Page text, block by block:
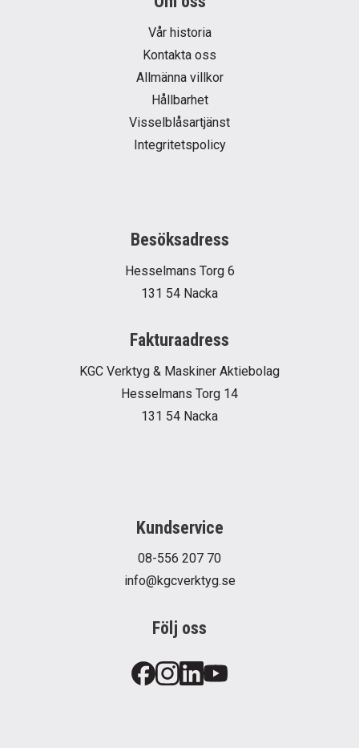
Vår historia
Kontakta oss
Allmänna villkor
Hållbarhet
Visselblåsartjänst
Integritetspolicy
Besöksadress
Hesselmans Torg 6
131 54 Nacka
Fakturaadress
KGC Verktyg & Maskiner Aktiebolag
Hesselmans Torg 14
131 54 Nacka
Kundservice
08-556 207 70
info@kgcverktyg.se
Följ oss